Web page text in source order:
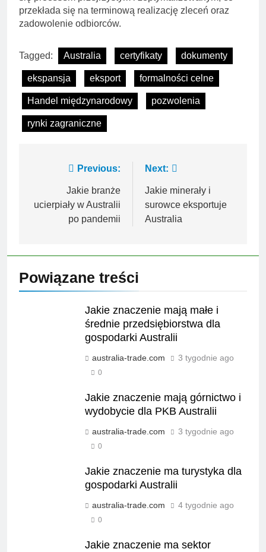
przekłada się na terminową realizację zleceń oraz
zadowolenie odbiorców.
Tagged: Australia certyfikaty dokumenty
ekspansja eksport formalności celne
Handel międzynarodowy pozwolenia
rynki zagraniczne
Nawigacja
wpisu
Previous:
Jakie branże
ucierpiały w Australii
po pandemii
Next:
Jakie minerały i
surowce eksportuje
Australia
Powiązane treści
Jakie znaczenie mają małe i
średnie przedsiębiorstwa dla
gospodarki Australii
australia-trade.com 3 tygodnie ago
0
Jakie znaczenie mają górnictwo i
wydobycie dla PKB Australii
australia-trade.com 3 tygodnie ago
0
Jakie znaczenie ma turystyka dla
gospodarki Australii
australia-trade.com 4 tygodnie ago
0
Jakie znaczenie ma sektor